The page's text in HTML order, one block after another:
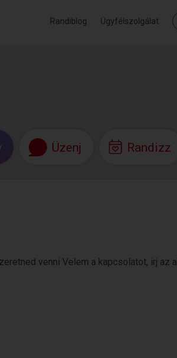
Randiblog Ügyfélszolgálat
Üzenj Randizz
venni Velem a kapcsolatot, irj az